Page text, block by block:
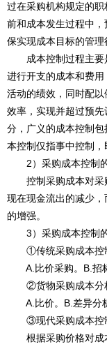
过在采购机构规定的
前和成本发生过程中
保实现成本目标的管理
成本控制过程主要
进行开支的成本和费
活动的绩效，同时配
效率，实现并超过预
分，广义的成本控制
本控制仅指事中控制，
2）采购成本控制
控制采购成本对采
现在现金流出的减少
的增强。
3）采购成本控制
①传统采购成本控
A.比价采购。B.招标
②货物采购成本分
A.比价。B.差异分析
③现代采购成本控
根据采购价格对成